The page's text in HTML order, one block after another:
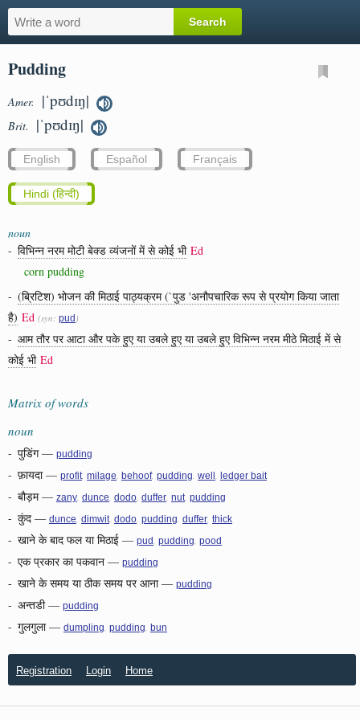
Pudding
Amer. |ˈpʊdɪŋ|
Brit. |ˈpʊdɪŋ|
English Español Français
Hindi (हिन्दी)
noun
- विभिन्न नरम मोटी बेक्ड व्यंजनों में से कोई भी Ed
corn pudding
- (ब्रिटिश) भोजन की मिठाई पाठ्यक्रम (`पुड 'अनौपचारिक रूप से प्रयोग किया जाता
है) Ed (syn: pud )
- आम तौर पर आटा और पके हुए या उबले हुए या उबले हुए विभिन्न नरम मीठे मिठाई में से
कोई भी Ed
Matrix of words
noun
- पुडिंग— pudding
- फ़ायदा— profit milage behoof, pudding well ledger bait
- बौड़म— zany dunce dodo duffer nut pudding
- कुंद — dunce dimwit dodo pudding duffer thick
- खाने के बाद फल या मिठाई — pud pudding pood
- एक प्रकार का पकवान — pudding
- खाने के समय या ठीक समय पर आना— pudding
- अन्तडी— pudding
- गुलगुला— dumpling pudding bun
Registration Login Home